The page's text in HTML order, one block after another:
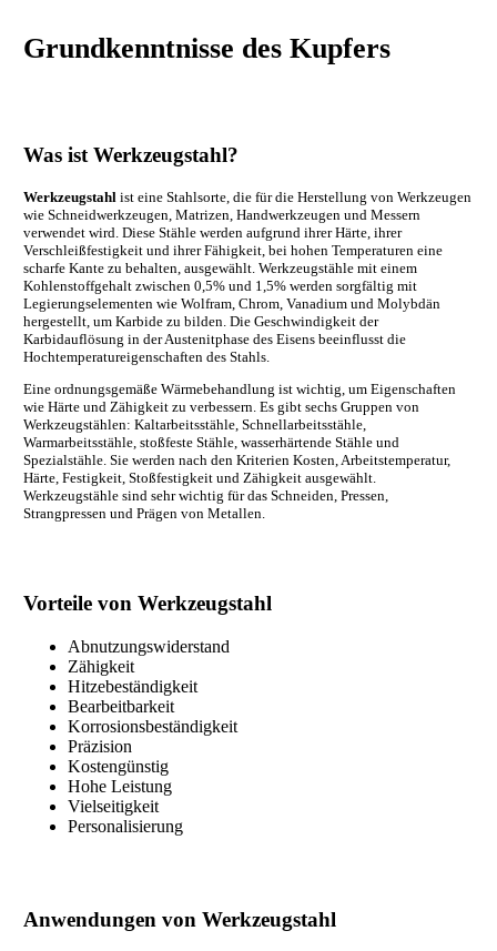
Grundkenntnisse des Kupfers
Was ist Werkzeugstahl?
Werkzeugstahl ist eine Stahlsorte, die für die Herstellung von Werkzeugen
wie Schneidwerkzeugen, Matrizen, Handwerkzeugen und Messern
verwendet wird. Diese Stähle werden aufgrund ihrer Härte, ihrer
Verschleißfestigkeit und ihrer Fähigkeit, bei hohen Temperaturen eine
scharfe Kante zu behalten, ausgewählt. Werkzeugstähle mit einem
Kohlenstoffgehalt zwischen 0,5% und 1,5% werden sorgfältig mit
Legierungselementen wie Wolfram, Chrom, Vanadium und Molybdän
hergestellt, um Karbide zu bilden. Die Geschwindigkeit der
Karbidauflösung in der Austenitphase des Eisens beeinflusst die
Hochtemperatureigenschaften des Stahls.
Eine ordnungsgemäße Wärmebehandlung ist wichtig, um Eigenschaften
wie Härte und Zähigkeit zu verbessern. Es gibt sechs Gruppen von
Werkzeugstählen: Kaltarbeitsstähle, Schnellarbeitsstähle,
Warmarbeitsstähle, stoßfeste Stähle, wasserhärtende Stähle und
Spezialstähle. Sie werden nach den Kriterien Kosten, Arbeitstemperatur,
Härte, Festigkeit, Stoßfestigkeit und Zähigkeit ausgewählt.
Werkzeugstähle sind sehr wichtig für das Schneiden, Pressen,
Strangpressen und Prägen von Metallen.
Vorteile von Werkzeugstahl
Abnutzungswiderstand
Zähigkeit
Hitzebeständigkeit
Bearbeitbarkeit
Korrosionsbeständigkeit
Präzision
Kostengünstig
Hohe Leistung
Vielseitigkeit
Personalisierung
Anwendungen von Werkzeugstahl